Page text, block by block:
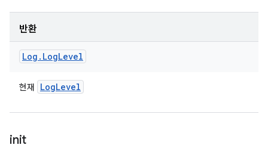
반환
Log . LogLevel
현재 LogLevel
init